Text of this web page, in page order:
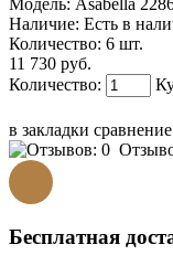
Модель: Asabella
Наличие: Есть в
Количество: 6 шт.
11 730 руб.
Количество:
в закладки сравнение
Бесплатная